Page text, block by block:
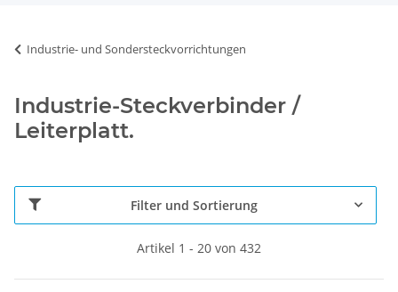
Industrie- und Sondersteckvorrichtungen
Industrie-Steckverbinder /
Leiterplatt.
Filter und Sortierung
Artikel 1 - 20 von 432